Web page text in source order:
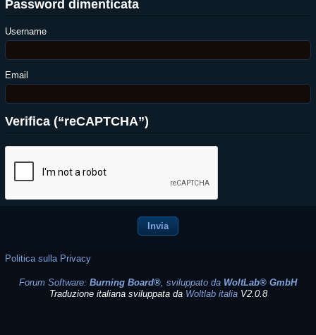
Password dimenticata
Username
Email
Verifica (“reCAPTCHA”)
Politica sulla Privacy
Forum Software: Burning Board®, sviluppato da WoltLab® GmbH
Traduzione italiana sviluppata da Woltlab italiaV2.0.8